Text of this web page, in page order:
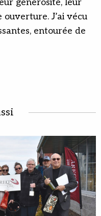
générosité, leur
J’ai vécu
entourée de